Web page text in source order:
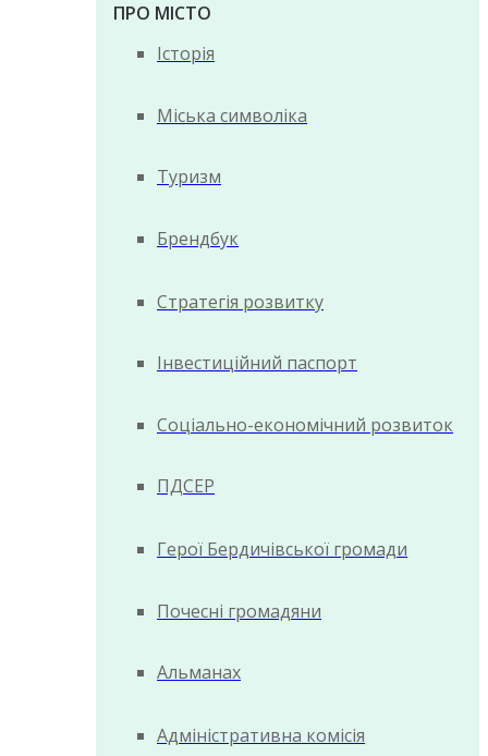
ПРО МІСТО
Історія
Міська символіка
Туризм
Брендбук
Стратегія розвитку
Інвестиційний паспорт
Соціально-економічний розвиток
ПДСЕР
Герої Бердичівської громади
Почесні громадяни
Альманах
Адміністративна комісія